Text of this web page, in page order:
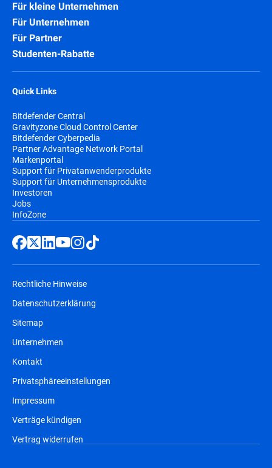
Für kleine Unternehmen
Für Unternehmen
Für Partner
Studenten-Rabatte
Quick Links
Bitdefender Central
Gravityzone Cloud Control Center
Bitdefender Cyberpedia
Partner Advantage Network Portal
Markenportal
Support für Privatanwenderprodukte
Support für Unternehmensprodukte
Investoren
Jobs
InfoZone
Rechtliche Hinweise
Datenschutzerklärung
Sitemap
Unternehmen
Kontakt
Privatsphäreeinstellungen
Impressum
Verträge kündigen
Vertrag widerrufen